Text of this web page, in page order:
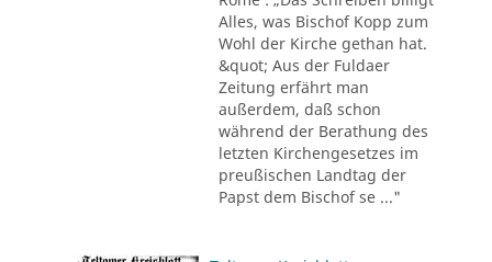
Alles, was Bischof Kopp zum
Wohl der Kirche gethan hat.
&quot; Aus der Fuldaer
Zeitung erfährt man
außerdem, daß schon
während der Berathung des
letzten Kirchengesetzes im
preußischen Landtag der
Papst dem Bischof se ..."